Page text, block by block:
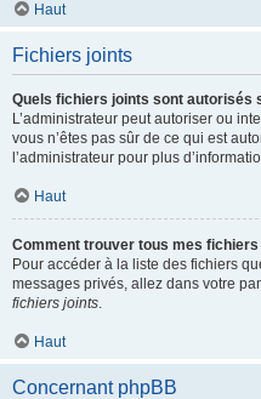
Haut
Fichiers joints
Quels fichiers joints sont autorisés
L’administrateur peut autoriser ou
vous n’êtes pas sûr de ce qui est
l’administrateur pour plus
Haut
Comment trouver tous mes
Pour accéder à la liste des fichiers
messages privés, allez dans votre
fichiers joints.
Haut
Concernant phpBB